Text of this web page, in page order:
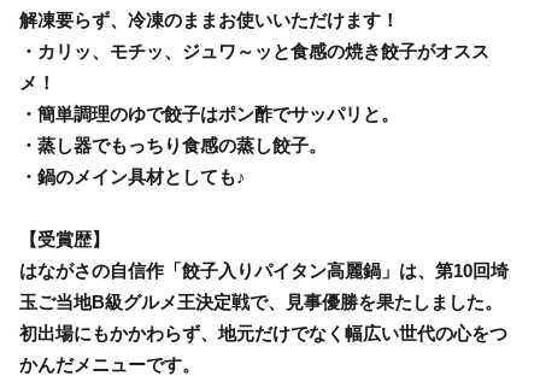
解凍要らず、冷凍のままお使いいただけます！
・カリッ、モチッ、ジュワ～ッと食感の焼き餃子がオスス
メ！
・簡単調理のゆで餃子はポン酢でサッパリと。
・蒸し器でもっちり食感の蒸し餃子。
・鍋のメイン具材としても♪
【受賞歴】
はながさの自信作「餃子入りパイタン高麗鍋」は、第10回埼
玉ご当地B級グルメ王決定戦で、見事優勝を果たしました。
初出場にもかかわらず、地元だけでなく幅広い世代の心をつ
かんだメニューです。